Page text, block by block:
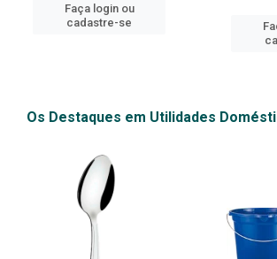
Faça login ou
cadastre-se
Os Destaques em Utilidades